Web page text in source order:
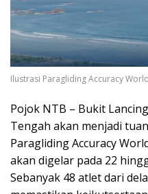
Ilustrasi Paragliding Accuracy
Pojok NTB – Bukit
Tengah akan menjadi
Paragliding Accuracy
akan digelar pada 22
Sebanyak 48 atlet dari